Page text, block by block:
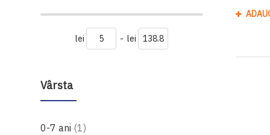
lei - lei
Vârsta
0-7 ani 1produs